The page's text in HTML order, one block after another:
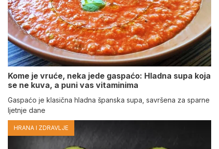
Kome je vruće, neka jede gaspaćo: Hladna supa koja
se ne kuva, a puni vas vitaminima
Gaspaćo je klasična hladna španska supa, savršena za sparne
ljetnje dane
HRANA I ZDRAVLJE